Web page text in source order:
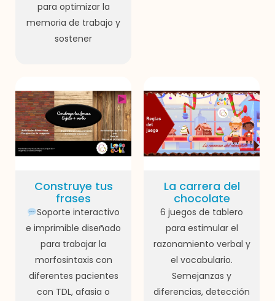
para optimizar la
memoria de trabajo y
sostener
Construye tus
frases
Soporte interactivo
e imprimible diseñado
para trabajar la
morfosintaxis con
diferentes pacientes
con TDL, afasia o
La carrera del
chocolate
6 juegos de tablero
para estimular el
razonamiento verbal y
el vocabulario.
Semejanzas y
diferencias, detección